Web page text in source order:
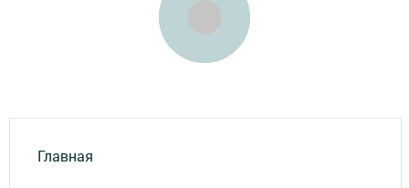
Главная